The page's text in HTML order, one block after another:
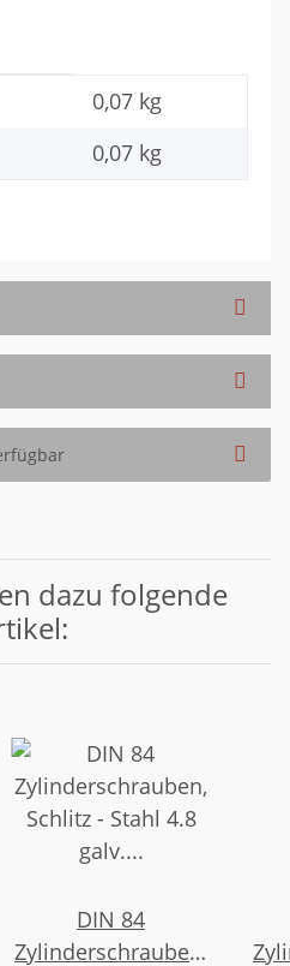
0,07 kg
0,07 kg
dazu folgende
DIN 84
Zylinderschrauben,